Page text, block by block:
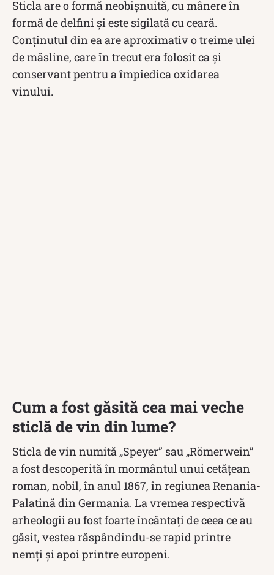
Sticla are o formă neobișnuită, cu mânere în
formă de delfini și este sigilată cu ceară.
Conținutul din ea are aproximativ o treime ulei
de măsline, care în trecut era folosit ca și
conservant pentru a împiedica oxidarea
vinului.
Cum a fost găsită cea mai veche
sticlă de vin din lume?
Sticla de vin numită „Speyer” sau „Römerwein”
a fost descoperită în mormântul unui cetățean
roman, nobil, în anul 1867, în regiunea Renania-
Palatină din Germania. La vremea respectivă
arheologii au fost foarte încântați de ceea ce au
găsit, vestea răspândindu-se rapid printre
nemți și apoi printre europeni.